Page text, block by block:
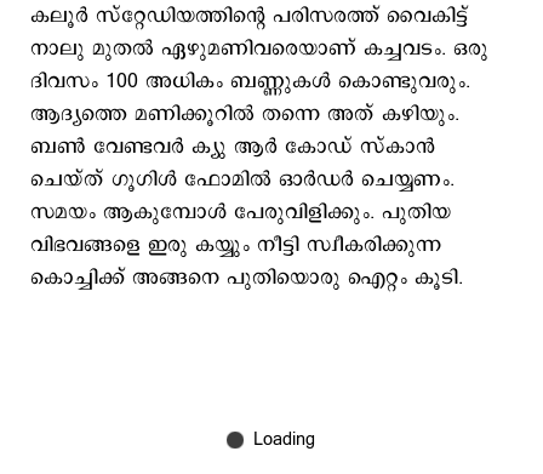
കലൂർ സ്റ്റേഡിയത്തിന്റെ പരിസരത്ത് വൈകിട്ട്
നാലു മുതൽ ഏഴുമണിവരെയാണ് കച്ചവടം. ഒരു
ദിവസം 100 അധികം ബണ്ണുകൾ കൊണ്ടുവരും.
ആദ്യത്തെ മണിക്കൂറിൽ തന്നെ അത് കഴിയും.
ബൺ വേണ്ടവർ ക്യു ആർ കോഡ് സ്കാൻ
ചെയ്ത് ഗൂഗിൾ ഫോമിൽ ഓർഡർ ചെയ്യണം.
സമയം ആകുമ്പോൾ പേരുവിളിക്കും. പുതിയ
വിഭവങ്ങളെ ഇരു കയ്യും നീട്ടി സ്വീകരിക്കുന്ന
കൊച്ചിക്ക് അങ്ങനെ പുതിയൊരു ഐറ്റം കൂടി.